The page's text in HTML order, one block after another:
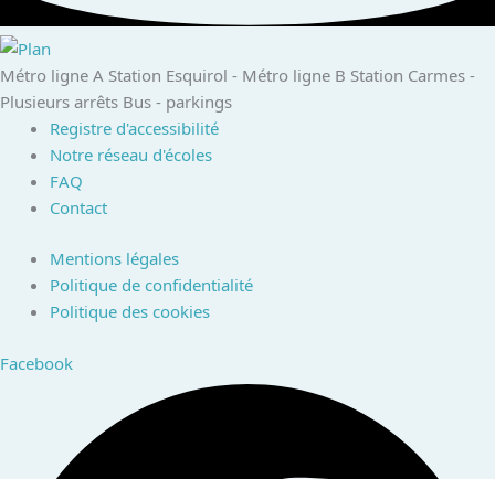
Métro ligne A Station Esquirol - ​ Métro ligne B Station Carmes​ -
Plusieurs arrêts Bus​ - parkings ​
Registre d'accessibilité
Notre réseau d'écoles
FAQ
Contact
Mentions légales
Politique de confidentialité
Politique des cookies
Facebook